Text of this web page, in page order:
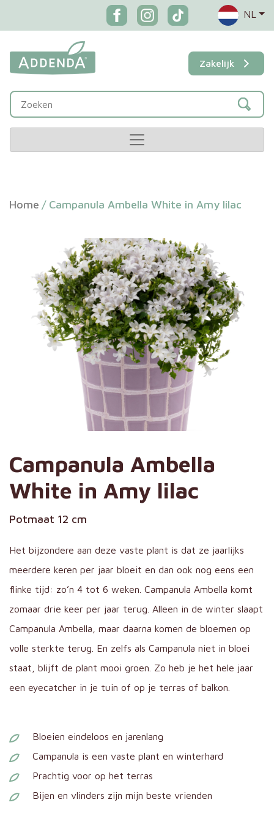
NL
Zakelijk
Home / Campanula Ambella White in Amy lilac
Campanula Ambella
White in Amy lilac
Potmaat 12 cm
Het bijzondere aan deze vaste plant is dat ze jaarlijks
meerdere keren per jaar bloeit en dan ook nog eens een
flinke tijd: zo’n 4 tot 6 weken. Campanula Ambella komt
zomaar drie keer per jaar terug. Alleen in de winter slaapt
Campanula Ambella, maar daarna komen de bloemen op
volle sterkte terug. En zelfs als Campanula niet in bloei
staat, blijft de plant mooi groen. Zo heb je het hele jaar
een eyecatcher in je tuin of op je terras of balkon.
Bloeien eindeloos en jarenlang
Campanula is een vaste plant en winterhard
Prachtig voor op het terras
Bijen en vlinders zijn mijn beste vrienden